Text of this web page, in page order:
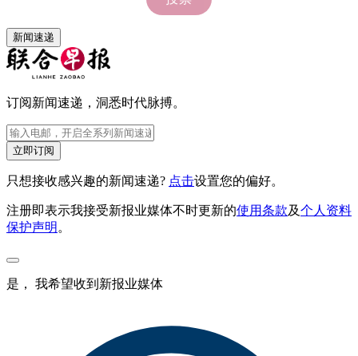
新闻速递
订阅新闻速递，洞悉时代脉搏。
立即订阅
只想接收感兴趣的新闻速递? 点击设置您的偏好。
注册即表示我接受新报业媒体不时更新的使用条款及个人资料
保护声明。
是， 我希望收到新报业媒体